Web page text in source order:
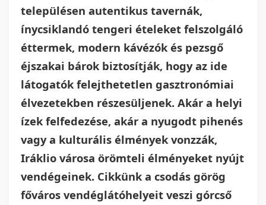
településen autentikus tavernák,
ínycsiklandó tengeri ételeket felszolgáló
éttermek, modern kávézók és pezsgő
éjszakai bárok biztosítják, hogy az ide
látogatók felejthetetlen gasztronómiai
élvezetekben részesüljenek. Akár a helyi
ízek felfedezése, akár a nyugodt pihenés
vagy a kulturális élmények vonzzák,
Iráklio városa örömteli élményeket nyújt
vendégeinek. Cikkünk a csodás görög
főváros vendéglátóhelyeit veszi górcső